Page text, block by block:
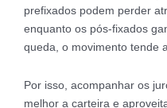
prefixados podem perder
enquanto os pós-fixados
queda, o movimento tende
Por isso, acompanhar os
melhor a carteira e